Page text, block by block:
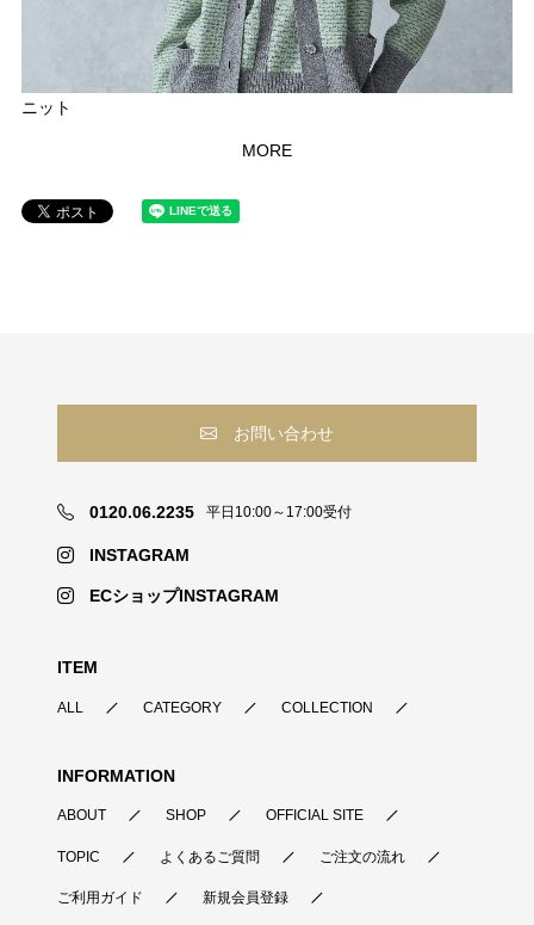
ニット
MORE
お問い合わせ
0120.06.2235 平日10:00～17:00受付
INSTAGRAM
ECショップINSTAGRAM
ITEM
ALL CATEGORY COLLECTION
INFORMATION
ABOUT SHOP OFFICIAL SITE
TOPIC よくあるご質問 ご注文の流れ
ご利用ガイド 新規会員登録